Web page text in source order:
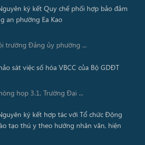
trường Đảng ủy phường ...
họp 3.1, Trường Đại ...